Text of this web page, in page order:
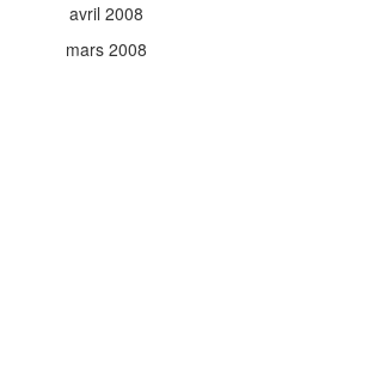
avril 2008
mars 2008